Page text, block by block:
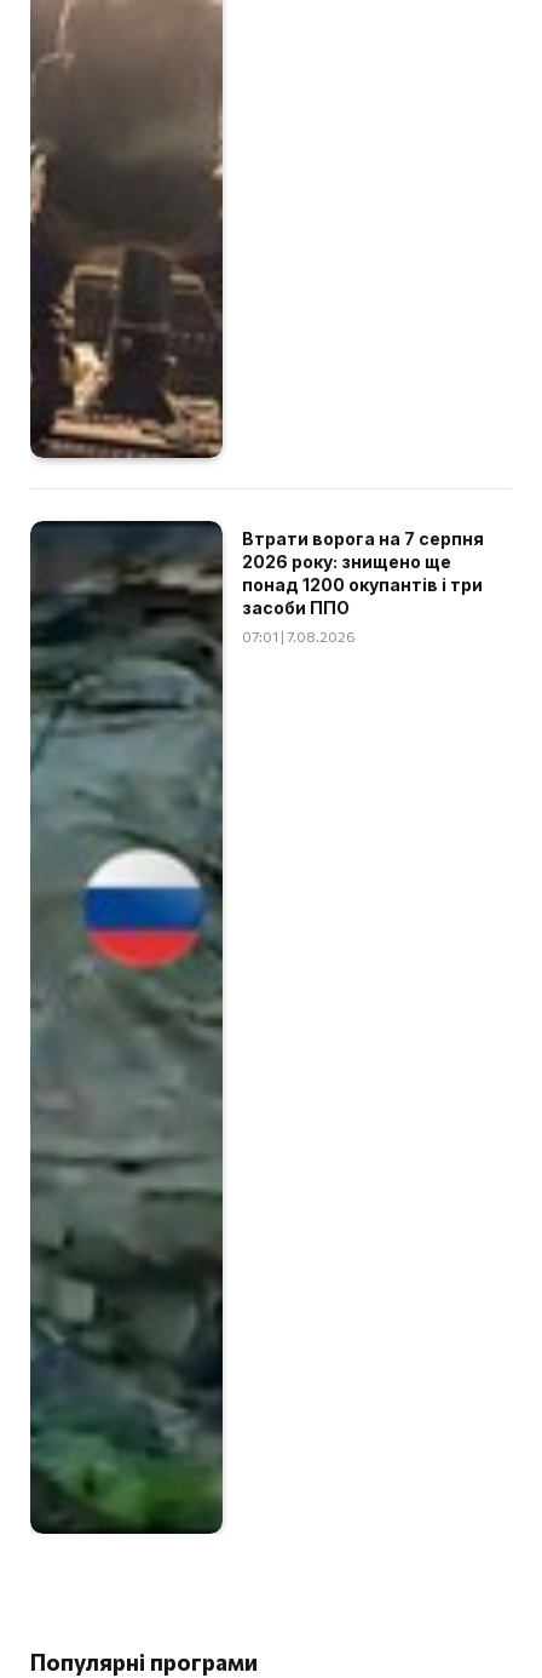
Втрати ворога на 7 серпня
2026 року: знищено ще
понад 1200 окупантів і три
засоби ППО
07:01 | 7.08.2026
Популярні програми